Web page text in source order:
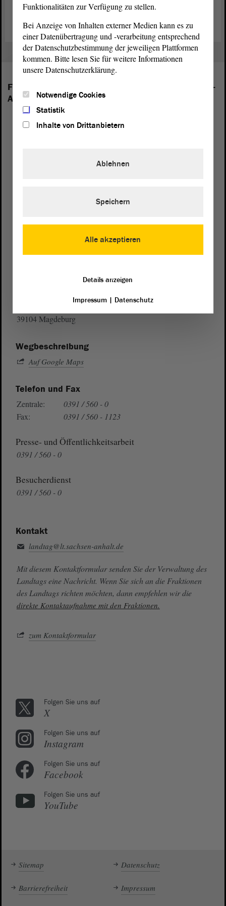
Ich danke Ihnen.
Folgende Fraktionen sind im Landtag von Sachsen-
Anhalt vertreten:
von Sachsen-Anhalt
39104 Magdeburg
Wegbeschreibung
Auf Google Maps
Telefon und Fax
Zentrale:
0391 / 560 - 0
Fax:
0391 / 560 - 1123
Presse- und Öffentlichkeitsarbeit
0391 / 560 - 0
Besucherdienst
0391 / 560 - 0
Kontakt
landtag@lt.sachsen-anhalt.de
Mit diesem Kontaktformular senden Sie der Verwaltung des
Landtags eine Nachricht. Wenn Sie sich an die Fraktionen
des Landtags richten möchten, dann empfehlen wir die
direkte Kontaktaufnahme mit den Fraktionen.
zum Kontaktformular
Folgen Sie uns auf
X
Folgen Sie uns auf
Instagram
Folgen Sie uns auf
Facebook
Folgen Sie uns auf
YouTube
Sitemap Datenschutz
Barrierefreiheit Impressum
Funktionalitäten zur Verfügung zu stellen.
Bei Anzeige von Inhalten externer Medien kann es zu
einer Datenübertragung und -verarbeitung entsprechend
der Datenschutzbestimmung der jeweiligen Plattformen
kommen. Bitte lesen Sie für weitere Informationen
unsere Datenschutzerklärung.
Notwendige Cookies
Statistik
Inhalte von Drittanbietern
Alle akzeptieren
Ablehnen
Speichern
Details anzeigen
Impressum| Datenschutz